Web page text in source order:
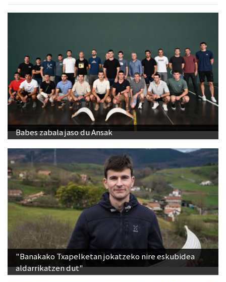
Babes zabala jaso du Ansak
"Banakako Txapelketan jokatzeko nire eskubidea
aldarrikatzen dut"